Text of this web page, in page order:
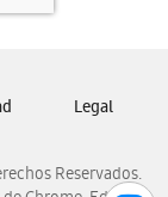
Reservados.
Legal